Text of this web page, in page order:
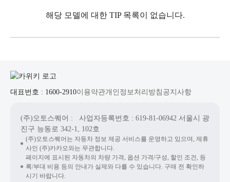
해당 모델에 대한 TIP 목록이 없습니다.
대표번호 : 1600-2910이용약관개인정보처리방침 공지사항
(주)오토스퀘어 : 사업자등록번호 : 619-81-06942 서울시 광
진구 능동로 342-1, 102호
(주)오토스퀘어는 자동차 정보 제공 서비스를 운영하고 있으며, 제휴
사인 (주)카카오와는 무관합니다.
페이지에 표시된 자동차의 차량 가격, 옵션 가격/구성, 할인 조건, 등
록/부대 비용 등의 안내가 실제와 다를 수 있습니다. 구매 전 확인하
시기 바랍니다.